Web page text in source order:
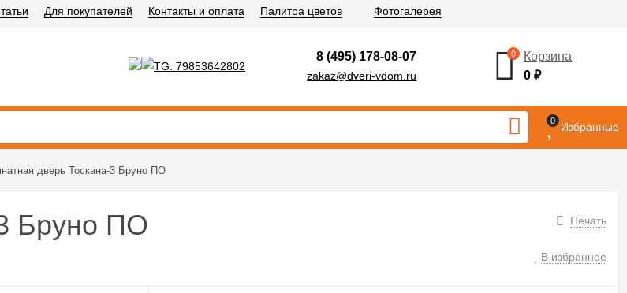
Для покупателей Контакты и оплата Палитра цветов Фотогалерея
8 (495) 178-08-07
zakaz@dveri-vdom.ru
0
Корзина
0₽
0 Избранные
дверь Тоскана-3 Бруно ПО
Печать
Бруно ПО
В избранное